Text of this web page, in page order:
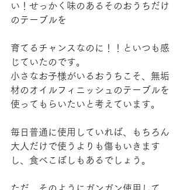
い！せっかく味のあるそのおうちだけ
のテーブルを
育てるチャンスなのに！！といつも感
じていたのです。
小さなお子様がいるおうちこそ、無垢
材のオイルフィニッシュのテーブルを
使ってもらいたいと考えています。
毎日普通に使用していれば、もちろん
大人だけで使うよりも傷もいきます
し、食べこぼしもあるでしょう。
ただ、そのようにガンガン使用して、